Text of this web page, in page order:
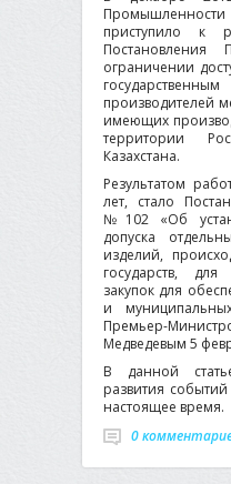
приступило к
Постановления
ограничении
производителей
имеющих
территории
Казахстана.
Результатом
лет, стало
№102 «Об
допуска
изделий,
государств,
закупок для
и
Премьер-
Медведевым 5
В данной
развития
настоящее время.
0